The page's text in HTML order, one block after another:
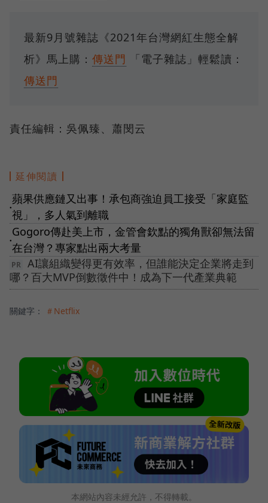
最新9月號雜誌《2021年台灣網紅生態全解
析》馬上購： 傳送門
「電子雜誌」輕鬆讀：
傳送門
責任編輯：吳佩臻、蕭閔云
延伸閱讀
●
蘋果供應鏈又出事！承包商強迫員工接受「家庭監
視」，多人氣到離職
●
Gogoro傳赴美上市，金管會欽點的獨角獸卻無法留
在台灣？專家點出兩大考量
AI讓組織變得更有效率，但誰能決定企業將走到
哪？百大MVP倒數徵件中！成為下一代產業典範
關鍵字： ＃Netflix
本網站內容未經允許，不得轉載。